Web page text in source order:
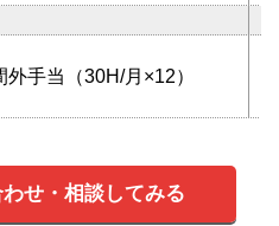
手当（30H/月×12）
せ・相談してみる